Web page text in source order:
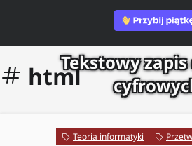
htmlTekstowy
Teoria informatyki